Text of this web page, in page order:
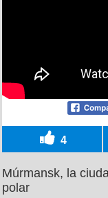
4
Múrmansk, la
polar